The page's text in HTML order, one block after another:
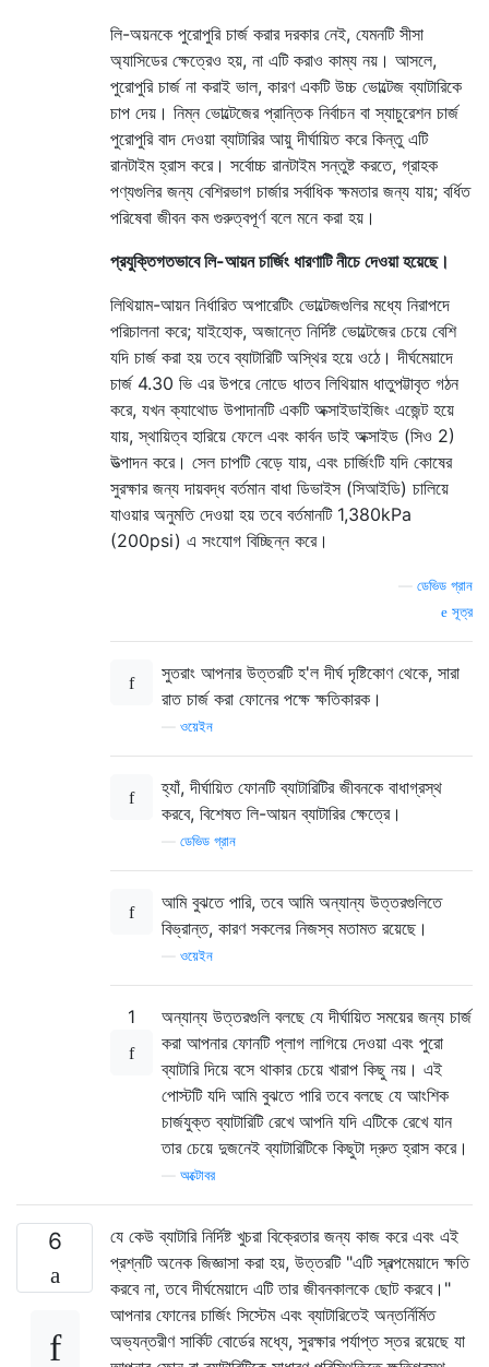
লি-অয়নকে পুরোপুরি চার্জ করার দরকার নেই, যেমনটি সীসা
অ্যাসিডের ক্ষেত্রেও হয়, না এটি করাও কাম্য নয়। আসলে,
পুরোপুরি চার্জ না করাই ভাল, কারণ একটি উচ্চ ভোল্টেজ ব্যাটারিকে
চাপ দেয়। নিম্ন ভোল্টেজের প্রান্তিক নির্বাচন বা স্যাচুরেশন চার্জ
পুরোপুরি বাদ দেওয়া ব্যাটারির আয়ু দীর্ঘায়িত করে কিন্তু এটি
রানটাইম হ্রাস করে। সর্বোচ্চ রানটাইম সন্তুষ্ট করতে, গ্রাহক
পণ্যগুলির জন্য বেশিরভাগ চার্জার সর্বাধিক ক্ষমতার জন্য যায়; বর্ধিত
পরিষেবা জীবন কম গুরুত্বপূর্ণ বলে মনে করা হয়।
প্রযুক্তিগতভাবে লি-আয়ন চার্জিং ধারণাটি নীচে দেওয়া হয়েছে।
লিথিয়াম-আয়ন নির্ধারিত অপারেটিং ভোল্টেজগুলির মধ্যে নিরাপদে
পরিচালনা করে; যাইহোক, অজান্তে নির্দিষ্ট ভোল্টেজের চেয়ে বেশি
যদি চার্জ করা হয় তবে ব্যাটারিটি অস্থির হয়ে ওঠে। দীর্ঘমেয়াদে
চার্জ 4.30 ভি এর উপরে নোডে ধাতব লিথিয়াম ধাতুপট্টাবৃত গঠন
করে, যখন ক্যাথোড উপাদানটি একটি অক্সাইডাইজিং এজেন্ট হয়ে
যায়, স্থায়িত্ব হারিয়ে ফেলে এবং কার্বন ডাই অক্সাইড (সিও 2)
উত্পাদন করে। সেল চাপটি বেড়ে যায়, এবং চার্জিংটি যদি কোষের
সুরক্ষার জন্য দায়বদ্ধ বর্তমান বাধা ডিভাইস (সিআইডি) চালিয়ে
যাওয়ার অনুমতি দেওয়া হয় তবে বর্তমানটি 1,380kPa
(200psi) এ সংযোগ বিচ্ছিন্ন করে।
ডেভিড গ্রান
সূত্র
সুতরাং আপনার উত্তরটি হ'ল দীর্ঘ দৃষ্টিকোণ থেকে, সারা
রাত চার্জ করা ফোনের পক্ষে ক্ষতিকারক।
ওয়েইন
হ্যাঁ, দীর্ঘায়িত ফোনটি ব্যাটারিটির জীবনকে বাধাগ্রস্থ
করবে, বিশেষত লি-আয়ন ব্যাটারির ক্ষেত্রে।
ডেভিড গ্রান
আমি বুঝতে পারি, তবে আমি অন্যান্য উত্তরগুলিতে
বিভ্রান্ত, কারণ সকলের নিজস্ব মতামত রয়েছে।
ওয়েইন
1
অন্যান্য উত্তরগুলি বলছে যে দীর্ঘায়িত সময়ের জন্য চার্জ
করা আপনার ফোনটি প্লাগ লাগিয়ে দেওয়া এবং পুরো
ব্যাটারি দিয়ে বসে থাকার চেয়ে খারাপ কিছু নয়। এই
পোস্টটি যদি আমি বুঝতে পারি তবে বলছে যে আংশিক
চার্জযুক্ত ব্যাটারিটি রেখে আপনি যদি এটিকে রেখে যান
তার চেয়ে দুজনেই ব্যাটারিটিকে কিছুটা দ্রুত হ্রাস করে।
অক্টোবর
6
যে কেউ ব্যাটারি নির্দিষ্ট খুচরা বিক্রেতার জন্য কাজ করে এবং এই
প্রশ্নটি অনেক জিজ্ঞাসা করা হয়, উত্তরটি "এটি স্বল্পমেয়াদে ক্ষতি
করবে না, তবে দীর্ঘমেয়াদে এটি তার জীবনকালকে ছোট করবে।"
আপনার ফোনের চার্জিং সিস্টেম এবং ব্যাটারিতেই অন্তর্নির্মিত
অভ্যন্তরীণ সার্কিট বোর্ডের মধ্যে, সুরক্ষার পর্যাপ্ত স্তর রয়েছে যা